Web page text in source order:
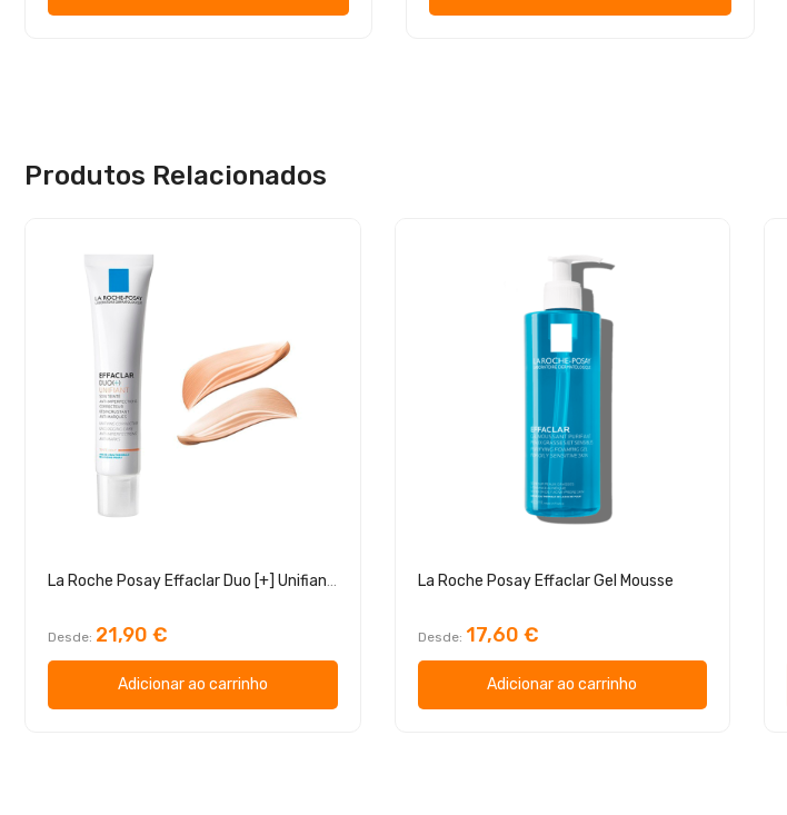
Produtos Relacionados
La Roche Posay Effaclar Duo [+] Unifiant 40ml
Desde 21,90 €
Adicionar ao carrinho
La Roche Posay Effaclar Gel Mousse
Desde 17,60 €
Adicionar ao carrinho